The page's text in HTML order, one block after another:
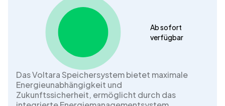
Ab sofort
verfügbar
Das Voltara Speichersystem bietet maximale
Energieunabhängigkeit und
Zukunftssicherheit, ermöglicht durch das